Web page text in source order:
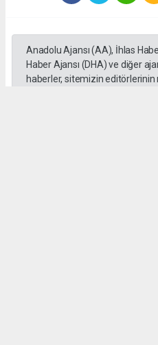
Anadolu Ajansı (AA), İhlas
Haber Ajansı (DHA) ve diğer
haberler, sitemizin